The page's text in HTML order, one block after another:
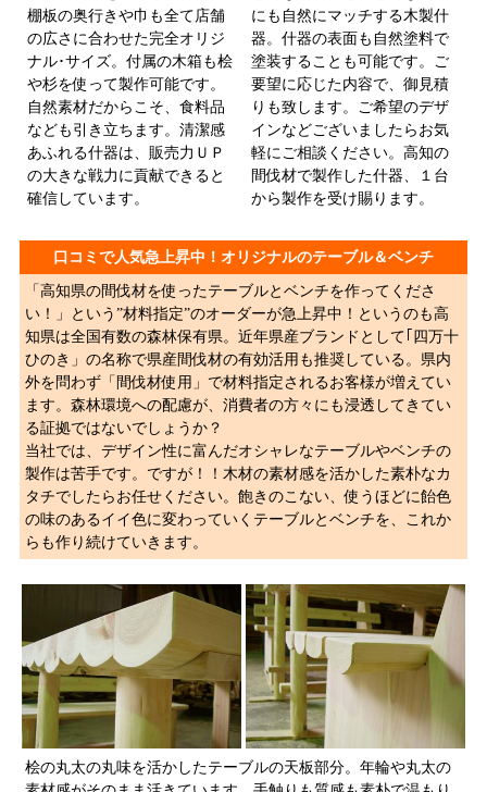
棚板の奥行きや巾も全て店舗
の広さに合わせた完全オリジ
ナル･サイズ。付属の木箱も桧
や杉を使って製作可能です。
自然素材だからこそ、食料品
なども引き立ちます。清潔感
あふれる什器は、販売力ＵＰ
の大きな戦力に貢献できると
確信しています。
にも自然にマッチする木製什
器。什器の表面も自然塗料で
塗装することも可能です。ご
要望に応じた内容で、御見積
りも致します。ご希望のデザ
インなどございましたらお気
軽にご相談ください。高知の
間伐材で製作した什器、１台
から製作を受け賜ります。
口コミで人気急上昇中！オリジナルのテーブル＆ベンチ
「高知県の間伐材を使ったテーブルとベンチを作ってくださ
い！」という”材料指定”のオーダーが急上昇中！というのも高
知県は全国有数の森林保有県。近年県産ブランドとして｢四万十
ひのき」の名称で県産間伐材の有効活用も推奨している。県内
外を問わず「間伐材使用」で材料指定されるお客様が増えてい
ます。森林環境への配慮が、消費者の方々にも浸透してきてい
る証拠ではないでしょうか？
当社では、デザイン性に富んだオシャレなテーブルやベンチの
製作は苦手です。ですが！！木材の素材感を活かした素朴なカ
タチでしたらお任せください。飽きのこない、使うほどに飴色
の味のあるイイ色に変わっていくテーブルとベンチを、これか
らも作り続けていきます。
桧の丸太の丸味を活かしたテーブルの天板部分。年輪や丸太の